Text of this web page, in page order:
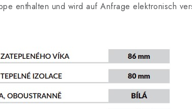
enthalten und wird auf Anfrage elektronisch